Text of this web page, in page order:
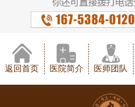
返回首页 医院简介 医师团队